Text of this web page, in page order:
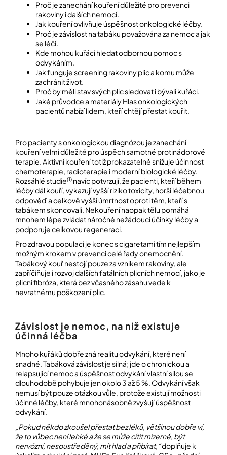
Přihlášení
Proč je zanechání kouření důležité pro prevenci
rakoviny i dalších nemocí.
Jak kouření ovlivňuje úspěšnost onkologické léčby.
Proč je závislost na tabáku považována za nemoc a jak
se léčí.
Kde mohou kuřáci hledat odbornou pomoc s
odvykáním.
Jak funguje screening rakoviny plic a komu může
zachránit život.
Proč by měli stav svých plic sledovat i bývalí kuřáci.
Jaké průvodce a materiály Hlas onkologických
pacientů nabízí lidem, kteří chtějí přestat kouřit.
Pro pacienty s onkologickou diagnózou je zanechání
kouření velmi důležité pro úspěch samotné protinádorové
terapie. Aktivní kouření totiž prokazatelně snižuje účinnost
chemoterapie, radioterapie i moderní biologické léčby.
Rozsáhlé studie(1) navíc potvrzují, že pacienti, kteří během
léčby dál kouří, vykazují vyšší riziko toxicity, horší léčebnou
odpověď a celkově vyšší úmrtnost oproti těm, kteří s
tabákem skoncovali. Nekouření naopak tělu pomáhá
mnohem lépe zvládat náročné nežádoucí účinky léčby a
podporuje celkovou regeneraci.
Pro zdravou populaci je konec s cigaretami tím nejlepším
možným krokem v prevenci celé řady onemocnění.
Tabákový kouř nestojí pouze za vznikem rakoviny, ale
zapříčiňuje i rozvoj dalších fatálních plicních nemocí, jako je
plicní fibróza, která bez včasného zásahu vede k
nevratnému poškození plic.
Závislost je nemoc, na niž existuje
účinná léčba
Mnoho kuřáků dobře zná realitu odvykání, které není
snadné. Tabáková závislost je silná; jde o chronickou a
relapsující nemoc a úspěšnost odvykání vlastní silou se
dlouhodobě pohybuje jen okolo 3 až 5 %. Odvykání však
nemusí být pouze otázkou vůle, protože existují možnosti
účinné léčby, které mnohonásobně zvyšují úspěšnost
odvykání.
„Pokud někdo zkoušel přestat bez léků, většinou dobře ví,
že to vůbec není lehké a že se může cítit mizerně, být
nervózní, nesoustředěný, mít hlad a přibírat,“doplňuje k